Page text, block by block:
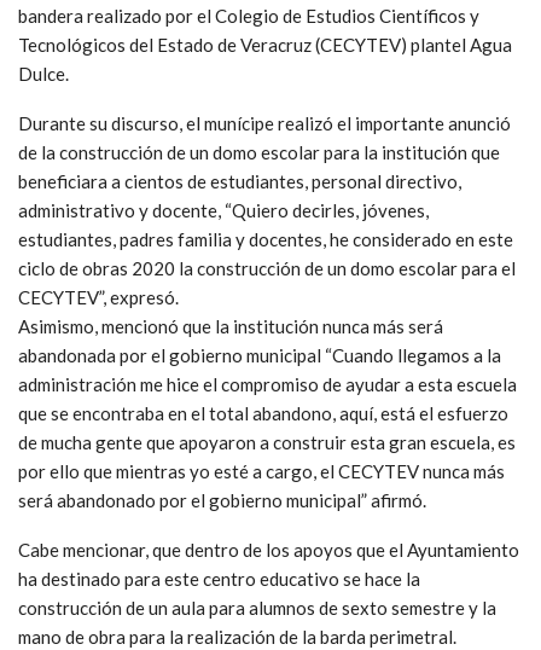
bandera realizado por el Colegio de Estudios Científicos y
Tecnológicos del Estado de Veracruz (CECYTEV) plantel Agua
Dulce.
Durante su discurso, el munícipe realizó el importante anunció
de la construcción de un domo escolar para la institución que
beneficiara a cientos de estudiantes, personal directivo,
administrativo y docente, “Quiero decirles, jóvenes,
estudiantes, padres familia y docentes, he considerado en este
ciclo de obras 2020 la construcción de un domo escolar para el
CECYTEV”, expresó.
Asimismo, mencionó que la institución nunca más será
abandonada por el gobierno municipal “Cuando llegamos a la
administración me hice el compromiso de ayudar a esta escuela
que se encontraba en el total abandono, aquí, está el esfuerzo
de mucha gente que apoyaron a construir esta gran escuela, es
por ello que mientras yo esté a cargo, el CECYTEV nunca más
será abandonado por el gobierno municipal” afirmó.
Cabe mencionar, que dentro de los apoyos que el Ayuntamiento
ha destinado para este centro educativo se hace la
construcción de un aula para alumnos de sexto semestre y la
mano de obra para la realización de la barda perimetral.